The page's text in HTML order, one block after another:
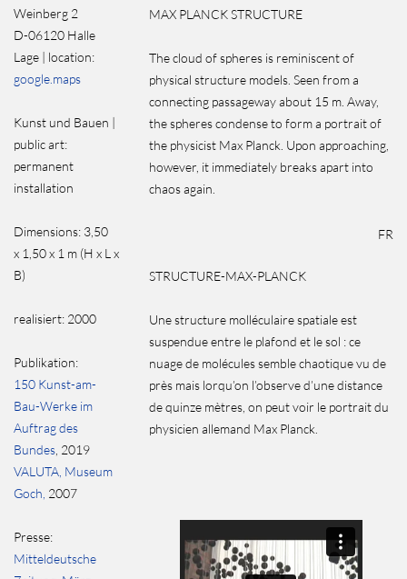
Weinberg 2
D-06120 Halle
Lage | location:
google.maps
Kunst und Bauen |
public art:
permanent
installation
Dimensions: 3,50
x 1,50 x 1 m (H x L x
B)
realisiert: 2000
Publikation:
150 Kunst-am-
Bau-Werke im
Auftrag des
Bundes , 2019
VALUTA, Museum
Goch, 2007
Presse:
Mitteldeutsche
MAX PLANCK STRUCTURE
The cloud of spheres is reminiscent of
physical structure models. Seen from a
connecting passageway about 15 m. Away,
the spheres condense to form a portrait of
the physicist Max Planck. Upon approaching,
however, it immediately breaks apart into
chaos again.
FR
STRUCTURE-MAX-PLANCK
Une structure molléculaire spatiale est
suspendue entre le plafond et le sol : ce
nuage de molécules semble chaotique vu de
près mais lorqu’on l’observe d’une distance
de quinze mètres, on peut voir le portrait du
physicien allemand Max Planck.